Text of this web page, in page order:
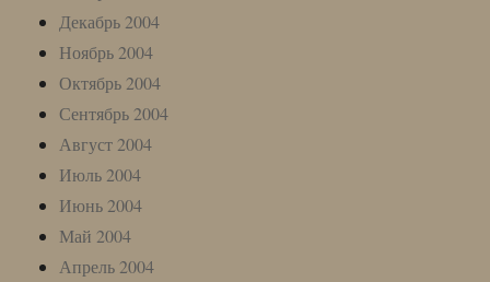
Декабрь 2004
Ноябрь 2004
Октябрь 2004
Сентябрь 2004
Август 2004
Июль 2004
Июнь 2004
Май 2004
Апрель 2004